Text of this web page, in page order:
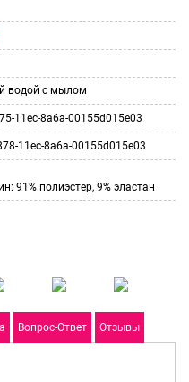
водой с мылом
11ec-8a6a-00155d015e03
11ec-8a6a-00155d015e03
91% полиэстер, 9% эластан
Вопрос-Ответ Отзывы